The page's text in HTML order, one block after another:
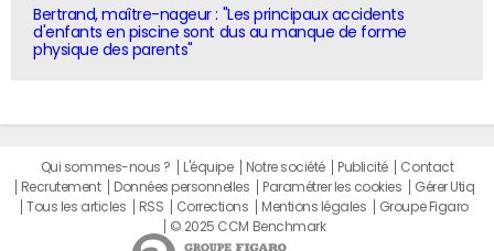
Bertrand, maître-nageur : "Les principaux accidents
d'enfants en piscine sont dus au manque de forme
physique des parents"
Qui sommes-nous ? L'équipe Notre société Publicité
Contact
Recrutement
Données personnelles Paramétrer les cookies
Gérer Utiq
Tous les articles
RSS Corrections Mentions légales
Groupe Figaro
© 2025 CCM Benchmark